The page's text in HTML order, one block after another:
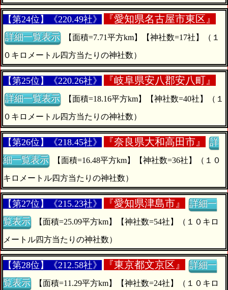
【第24位】《220.49社》 『愛知県名古屋市東区』
詳細一覧表示
０キロメートル四方当たりの神社数）
【第25位】《220.26社》 『岐阜県安八郡安八町』
詳細一覧表示
０キロメートル四方当たりの神社数）
【第26位】《218.45社》 『奈良県大和高田市』
詳
細一覧表示
キロメートル四方当たりの神社数）
【第27位】《215.23社》 『愛知県津島市』
詳細一
覧表示
メートル四方当たりの神社数）
【第28位】《212.58社》 『東京都文京区』
詳細一
覧表示